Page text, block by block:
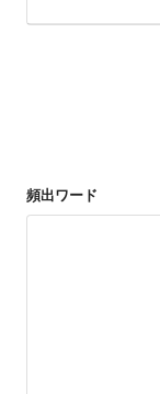
頻出ワード